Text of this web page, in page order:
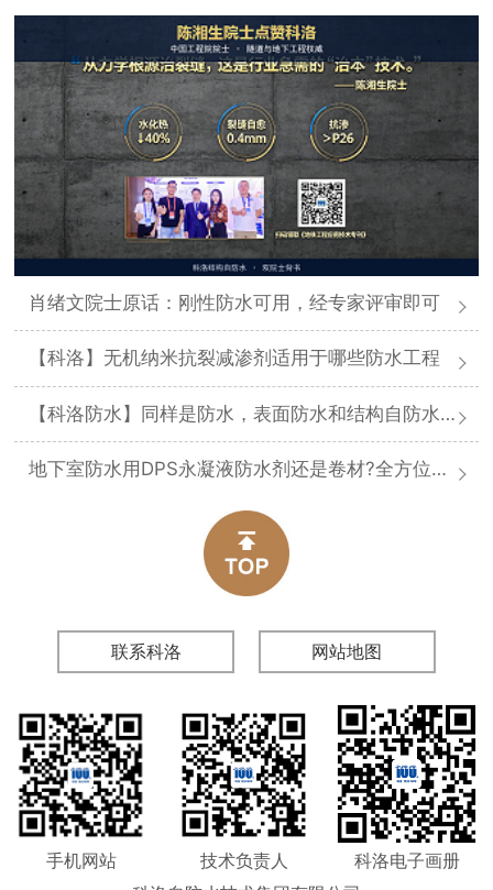
肖绪文院士原话：刚性防水可用，经专家评审即可
【科洛】无机纳米抗裂减渗剂适用于哪些防水工程
【科洛防水】同样是防水，表面防水和结构自防水差在哪
地下室防水用DPS永凝液防水剂还是卷材?全方位对比分析
联系科洛 网站地图
手机网站 技术负责人
科洛电子画册